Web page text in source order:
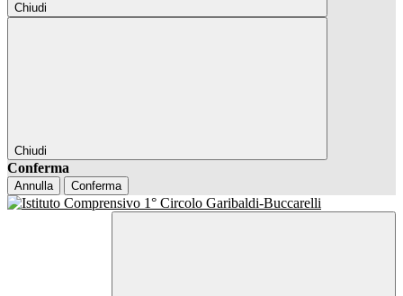
Chiudi
Chiudi
Conferma
Annulla Conferma